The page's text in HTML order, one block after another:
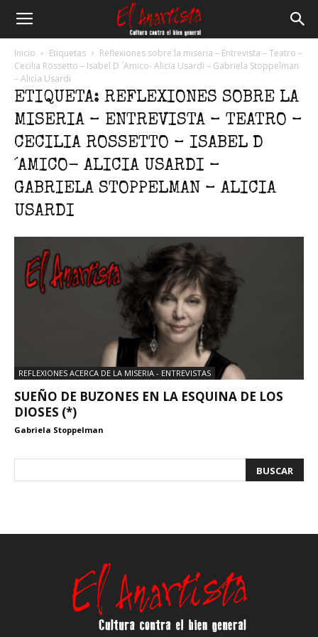
Anartista
Inicio Etiquetas
Reflexiones sobre la miseria – Entrevista – Teatro –
Cecilia Rossetto – Isabel D ´Amico- Alicia Usardi – Gabriela Stoppelman
– Alicia Usardi
ETIQUETA: REFLEXIONES SOBRE LA
MISERIA – ENTREVISTA – TEATRO –
CECILIA ROSSETTO – ISABEL D
´AMICO- ALICIA USARDI –
GABRIELA STOPPELMAN – ALICIA
USARDI
REFLEXIONES ACERCA DE LA MISERIA - ENTREVISTAS
SUEÑO DE BUZONES EN LA ESQUINA DE LOS
DIOSES (*)
Gabriela Stoppelman